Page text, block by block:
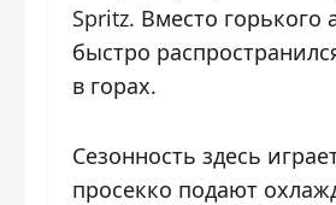
Spritz. Вместо
быстро
в горах.
Сезонность здесь
просекко подают